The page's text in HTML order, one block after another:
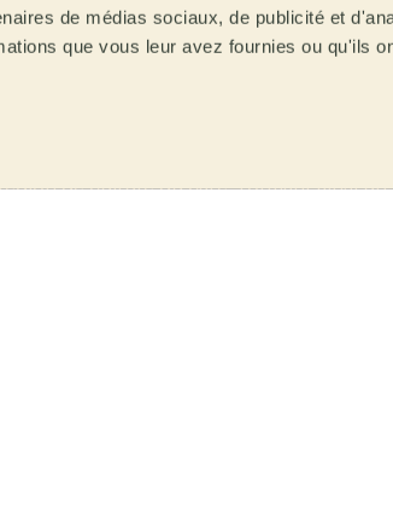
de médias sociaux, de publicité et
que vous leur avez fournies ou qu'ils
caféiculteur qui travaille avec Mare
étoile pour ses lots, donnant ainsi à ses
des cerises récoltées par les petits
de culture du café, formant ainsi un